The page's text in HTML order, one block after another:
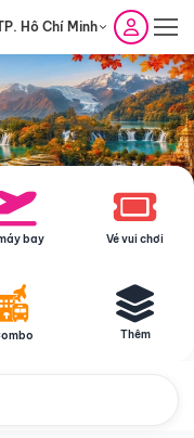
Hồ Chí Minh
bay Vé vui chơi
Thêm